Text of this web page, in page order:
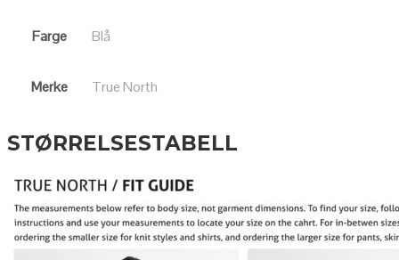
Farge Blå
Merke True North
STØRRELSESTABELL